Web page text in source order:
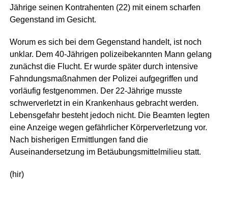
Jährige seinen Kontrahenten (22) mit einem scharfen
Gegenstand im Gesicht.
Worum es sich bei dem Gegenstand handelt, ist noch
unklar. Dem 40-Jährigen polizeibekannten Mann gelang
zunächst die Flucht. Er wurde später durch intensive
Fahndungsmaßnahmen der Polizei aufgegriffen und
vorläufig festgenommen. Der 22-Jährige musste
schwerverletzt in ein Krankenhaus gebracht werden.
Lebensgefahr besteht jedoch nicht. Die Beamten legten
eine Anzeige wegen gefährlicher Körperverletzung vor.
Nach bisherigen Ermittlungen fand die
Auseinandersetzung im Betäubungsmittelmilieu statt.
(hir)